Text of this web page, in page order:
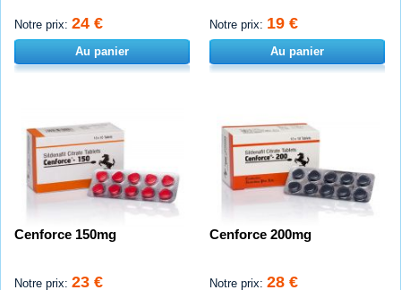
Notre prix: 24 €
Au panier
Notre prix: 19 €
Au panier
Cenforce 150mg
Notre prix: 23 €
Cenforce 200mg
Notre prix: 28 €